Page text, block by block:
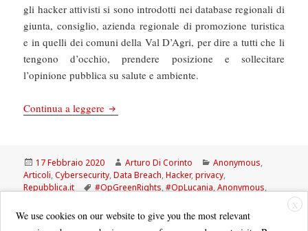
gli hacker attivisti si sono introdotti nei database regionali di
giunta, consiglio, azienda regionale di promozione turistica
e in quelli dei comuni della Val D’Agri, per dire a tutti che li
tengono d’occhio, prendere posizione e sollecitare
l’opinione pubblica su salute e ambiente.
Continua a leggere La Repubblica: Anonymous, siti lucani sotto
Scritto
il
17 Febbraio 2020 Autore
Arturo Di Corinto Categorie
Anonymous,
Articoli,Cybersecurity,Data Breach,Hacker,privacy,
Repubblica.it
Tag
#OpGreenRights,#OpLucania,Anonymous,
X
We use cookies on our website to give you the most relevant